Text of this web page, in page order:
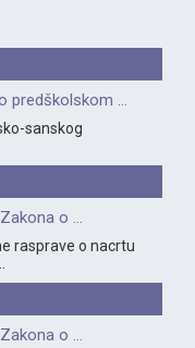
predškolskom ...
sanskog
o ...
rasprave o nacrtu
o ...